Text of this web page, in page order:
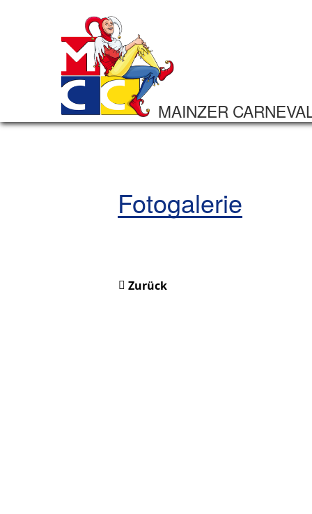
MAINZER
Fotogalerie
Zurück